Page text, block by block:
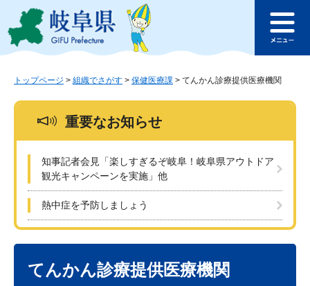
ジ
ュ
このページの本文へ
ュ
トップページ > 組織でさがす > 保健医療課 > てんかん診療提供医療機関
重要なお知らせ
知事記者会見「楽しすぎるぞ岐阜！岐阜県アウトドア
観光キャンペーンを実施」他
熱中症を予防しましょう
てんかん診療提供医療機関